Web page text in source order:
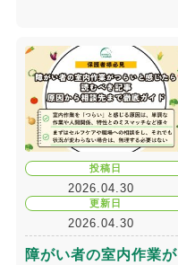
投稿日
2026.04.30
更新日
2026.04.30
障がい者の室内作業が